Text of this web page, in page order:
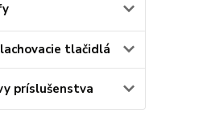
tlačidlá
príslušenstva